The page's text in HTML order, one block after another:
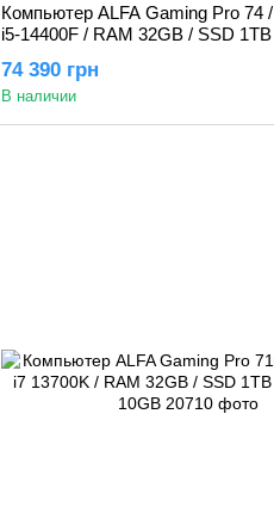
Компьютер ALFA Gaming Pro 74
i5-14400F / RAM 32GB / SSD
74 390 грн
В наличии